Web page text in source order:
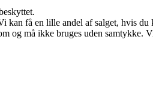
kan få en lille andel af salget, hvis du
og må ikke bruges uden samtykke.